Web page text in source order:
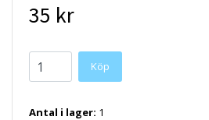
35 kr
Antal i lager: 1